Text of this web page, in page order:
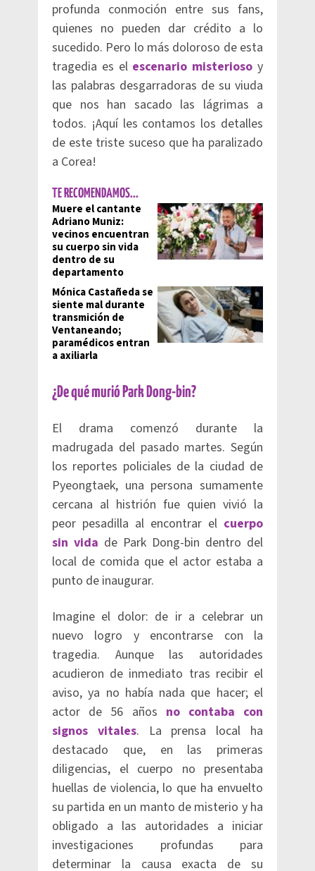
profunda conmoción entre sus fans,
quienes no pueden dar crédito a lo
sucedido. Pero lo más doloroso de esta
tragedia es el escenario misteriosoy
las palabras desgarradoras de su viuda
que nos han sacado las lágrimas a
todos. ¡Aquí les contamos los detalles
de este triste suceso que ha paralizado
a Corea!
TE RECOMENDAMOS...
Muere el cantante
Adriano Muniz:
vecinos encuentran
su cuerpo sin vida
dentro de su
departamento
Mónica Castañeda se
siente mal durante
transmición de
Ventaneando;
paramédicos entran
a axiliarla
¿De qué murió Park Dong-bin?
El drama comenzó durante la
madrugada del pasado martes. Según
los reportes policiales de la ciudad de
Pyeongtaek, una persona sumamente
cercana al histrión fue quien vivió la
peor pesadilla al encontrar el cuerpo
sin vida de Park Dong-bin dentro del
local de comida que el actor estaba a
punto de inaugurar.
Imagine el dolor: de ir a celebrar un
nuevo logro y encontrarse con la
tragedia. Aunque las autoridades
acudieron de inmediato tras recibir el
aviso, ya no había nada que hacer; el
actor de 56 años no contaba con
signos vitales. La prensa local ha
destacado que, en las primeras
diligencias, el cuerpo no presentaba
huellas de violencia, lo que ha envuelto
su partida en un manto de misterio y ha
obligado a las autoridades a iniciar
investigaciones profundas para
determinar la causa exacta de su